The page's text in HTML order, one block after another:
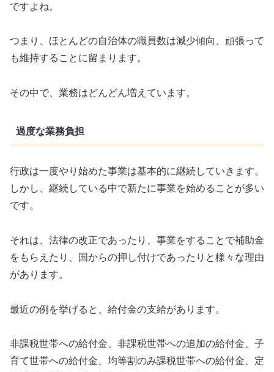
ですよね。
つまり、ほとんどの自治体の職員数は減少傾向、頑張って
も維持することに留まります。
その中で、業務はどんどん増えています。
過度な業務負担
行政は一度やり始めた事業は基本的に継続していきます。
しかし、継続している中で新たに事業を始めることが多い
です。
それは、法律の改正であったり、事業をすることで補助金
をもらえたり、国からの押し付けであったりと様々な理由
があります。
最近の例を挙げると、給付金の支給があります。
非課税世帯への給付金、非課税世帯への追加の給付金、子
育て世帯への給付金、均等割のみ課税世帯への給付金、定